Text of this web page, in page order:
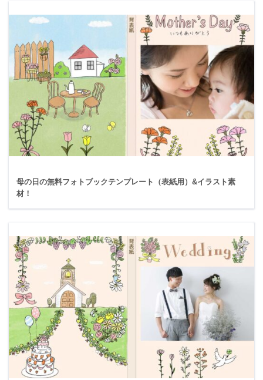
母の日の無料フォトブックテンプレート（表紙用）&イラスト素
材！